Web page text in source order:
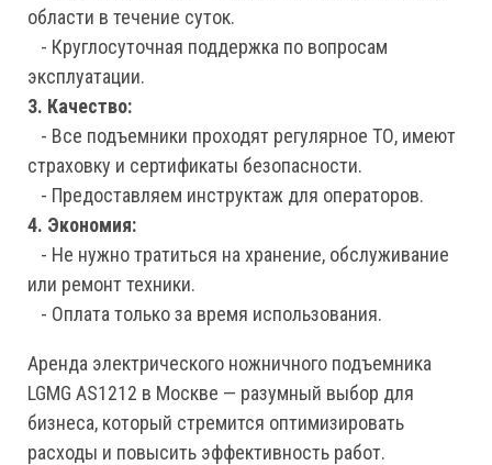
области в течение суток.
- Круглосуточная поддержка по вопросам
эксплуатации.
3. Качество:
- Все подъемники проходят регулярное ТО, имеют
страховку и сертификаты безопасности.
- Предоставляем инструктаж для операторов.
4. Экономия:
- Не нужно тратиться на хранение, обслуживание
или ремонт техники.
- Оплата только за время использования.
Аренда электрического ножничного подъемника
LGMG AS1212 в Москве — разумный выбор для
бизнеса, который стремится оптимизировать
расходы и повысить эффективность работ.